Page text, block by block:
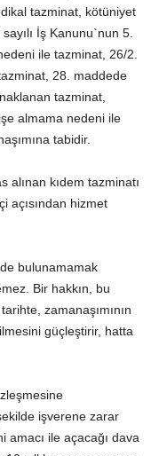
tazminat, kötüniyet
İş Kanunu`nun 5.
ile tazminat, 26/2.
28. maddede
tazminat,
almama nedeni ile
tabidir.
alınan kıdem tazminatı
açısından hizmet
bulunamamak
Bir hakkın, bu
zamanaşımının
güçleştirir, hatta
işverene zarar
amacı ile açacağı dava